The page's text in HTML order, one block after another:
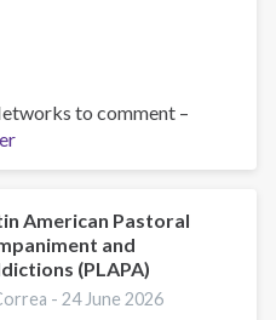
to comment –
American Pastoral
and
(PLAPA)
-24 June 2026